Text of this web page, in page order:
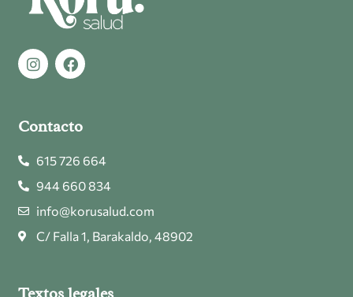
Contacto
615 726 664
944 660 834
info@korusalud.com
C/ Falla 1, Barakaldo, 48902